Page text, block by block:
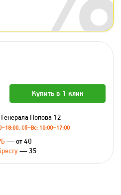
Купить в 1 клик
Попова 12
Сб–Вс: 10:00–17:00
— от 40
— 35